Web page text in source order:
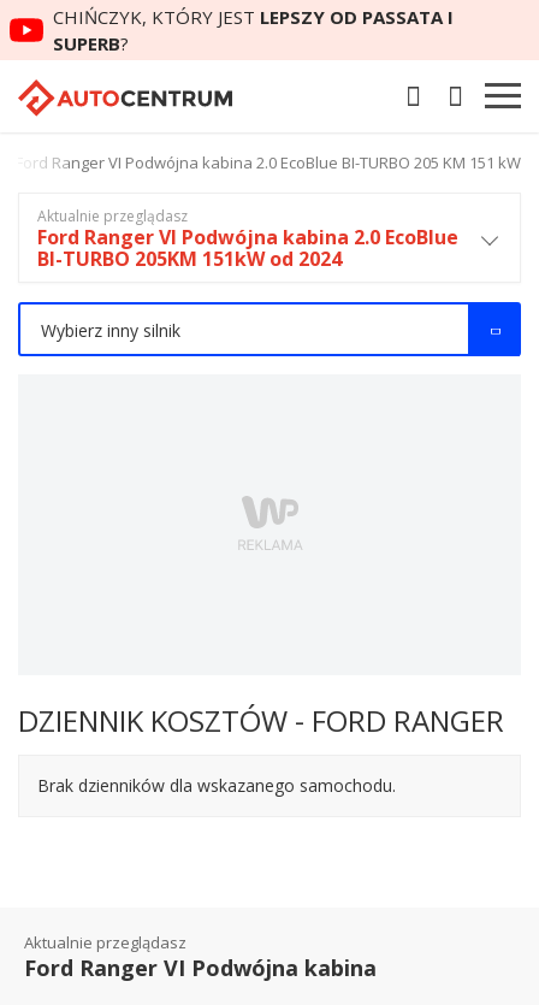
CHIŃCZYK, KTÓRY JEST LEPSZY OD PASSATA I
SUPERB?
Ford Ranger VI Podwójna kabina 2.0 EcoBlue BI-TURBO 205 KM 151 kW
DZIENNIK KOSZTÓW - FORD RANGER
Brak dzienników dla wskazanego samochodu.
Aktualnie przeglądasz
Ford Ranger VI Podwójna kabina 2.0 EcoBlue
BI-TURBO 205KM 151kW od 2024
Wybierz inny silnik
Aktualnie przeglądasz
Ford Ranger VI Podwójna kabina